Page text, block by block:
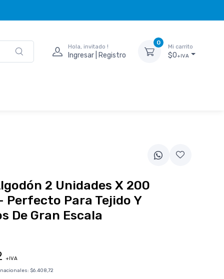
Hola, invitado !
Ingresar | Registro
0
Mi carrito
$0+IVA
2 Unidades X 200
Perfecto Para Tejido Y
De Gran Escala
+IVA
$6.408,72